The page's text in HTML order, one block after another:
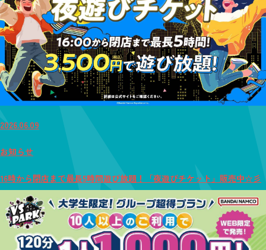
2026.06.09
お知らせ
16時から閉店まで最長5時間遊び放題！「夜遊びチケット」販売中☆彡